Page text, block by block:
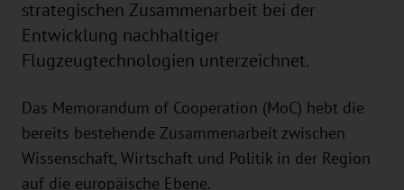
strategischen Zusammenarbeit bei der
Entwicklung nachhaltiger
Flugzeugtechnologien unterzeichnet.
Das Memorandum of Cooperation (MoC) hebt die
bereits bestehende Zusammenarbeit zwischen
Wissenschaft, Wirtschaft und Politik in der Region
auf die europäische Ebene.